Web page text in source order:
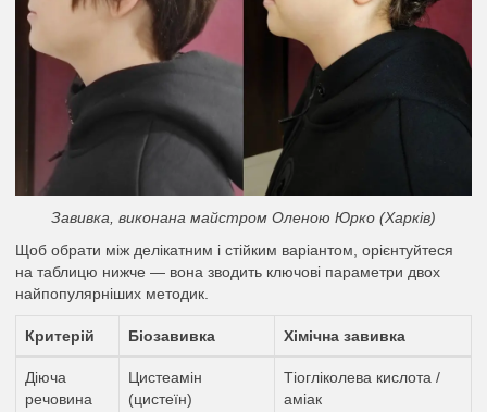
Завивка, виконана майстром Оленою Юрко (Харків)
Щоб обрати між делікатним і стійким варіантом, орієнтуйтеся
на таблицю нижче — вона зводить ключові параметри двох
найпопулярніших методик.
Критерій Біозавивка Хімічна завивка
Діюча
речовина
Цистеамін
(цистеїн)
Тіогліколева кислота /
аміак